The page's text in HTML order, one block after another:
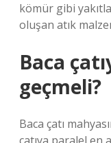
kömür gibi
oluşan atık
Baca
geçmeli?
Baca çatı